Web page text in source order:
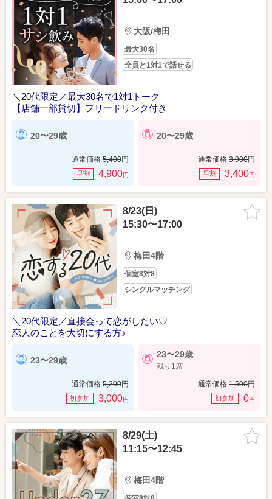
大阪/梅田
最大30名
全員と1対1で話せる
＼20代限定／最大30名で1対1トーク
【店舗一部貸切】フリードリンク付き
20〜29歳
通常価格 5,400円
早割 4,900円
20〜29歳
通常価格 3,900円
早割 3,400円
8/23(日)
15:30〜17:00
梅田4階
個室8対8
シングルマッチング
＼20代限定／直接会って恋がしたい♡
恋人のことを大切にする方♪
23〜29歳
通常価格 5,200円
初参加 3,000円
23〜29歳
残り1席
通常価格 1,500円
初参加 0円
8/29(土)
11:15〜12:45
梅田4階